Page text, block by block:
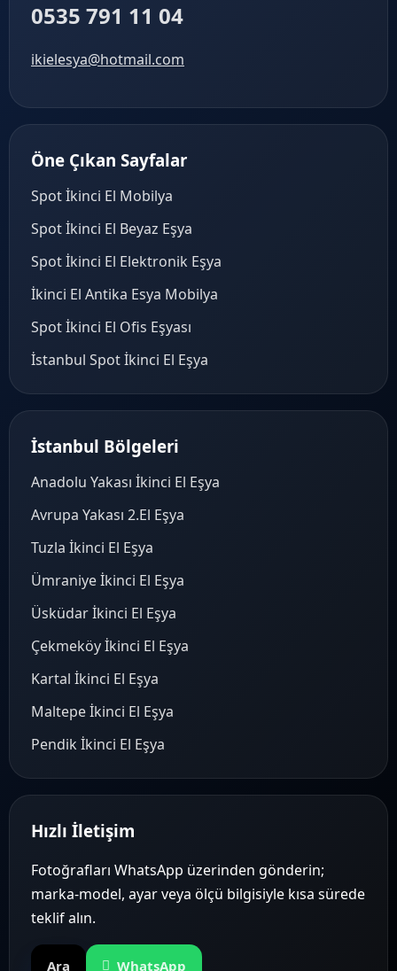
0535 791 11 04
ikielesya@hotmail.com
Öne Çıkan Sayfalar
Spot İkinci El Mobilya
Spot İkinci El Beyaz Eşya
Spot İkinci El Elektronik Eşya
İkinci El Antika Esya Mobilya
Spot İkinci El Ofis Eşyası
İstanbul Spot İkinci El Eşya
İstanbul Bölgeleri
Anadolu Yakası İkinci El Eşya
Avrupa Yakası 2.El Eşya
Tuzla İkinci El Eşya
Ümraniye İkinci El Eşya
Üsküdar İkinci El Eşya
Çekmeköy İkinci El Eşya
Kartal İkinci El Eşya
Maltepe İkinci El Eşya
Pendik İkinci El Eşya
Hızlı İletişim
Fotoğrafları WhatsApp üzerinden gönderin;
marka-model, ayar veya ölçü bilgisiyle kısa sürede
teklif alın.
Ara WhatsApp